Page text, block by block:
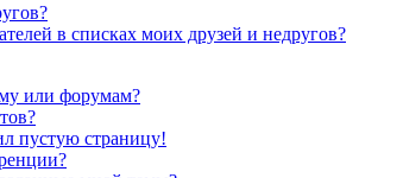
в списках моих друзей и недругов?
или форумам?
пустую страницу!